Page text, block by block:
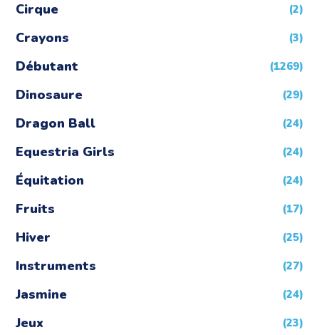
Cirque (2)
Crayons (3)
Débutant (1269)
Dinosaure (29)
Dragon Ball (24)
Equestria Girls (24)
Équitation (24)
Fruits (17)
Hiver (25)
Instruments (27)
Jasmine (24)
Jeux (23)